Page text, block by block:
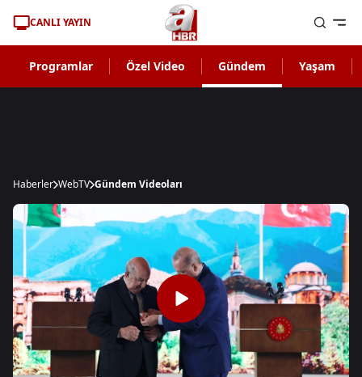
CANLI YAYIN
Programlar Özel Video Gündem Yaşam
Haberler WebTV Gündem Videoları